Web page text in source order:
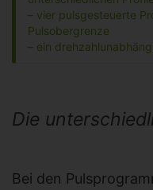
– vier pulsgesteuerte
Pulsobergrenze
– ein
Die
Bei den